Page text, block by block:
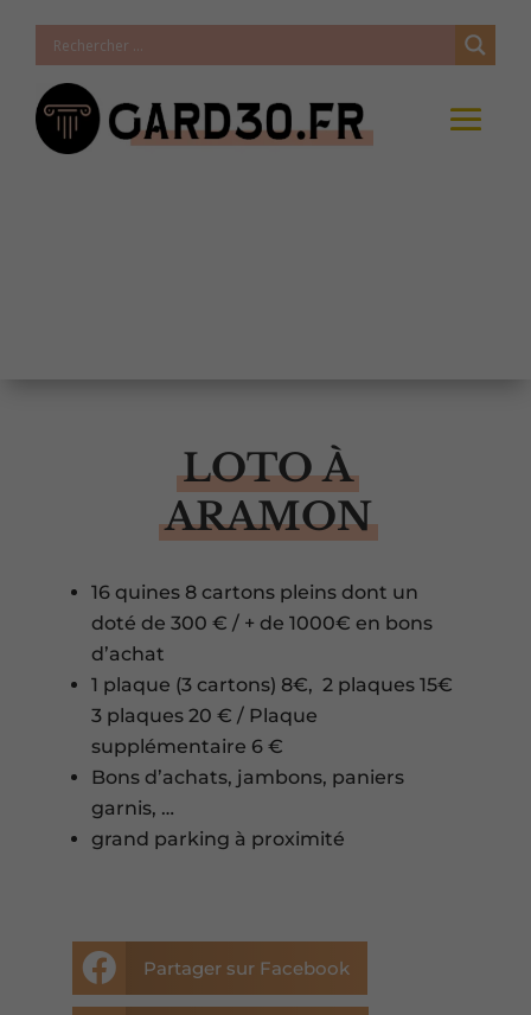
LOTO À
ARAMON
16 quines 8 cartons pleins dont un
doté de 300 € / + de 1000€ en bons
d’achat
1 plaque (3 cartons) 8€, 2 plaques 15€
3 plaques 20 € / Plaque
supplémentaire 6 €
Bons d’achats, jambons, paniers
garnis, …
grand parking à proximité
 Partager sur Facebook